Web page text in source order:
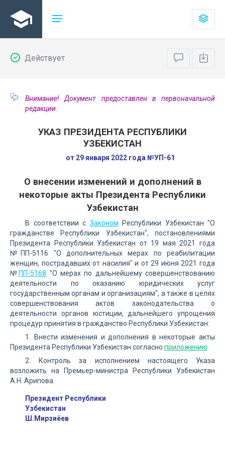
Действует
Внимание! Документ предоставлен в первоначальной
редакции.
УКАЗ ПРЕЗИДЕНТА РЕСПУБЛИКИ
УЗБЕКИСТАН
от 29 января 2022 года №УП-61
О внесении изменений и дополнений в
некоторые акты Президента Республики
Узбекистан
В соответствии с Законом Республики Узбекистан "О
гражданстве Республики Узбекистан", постановлениями
Президента Республики Узбекистан от 19 мая 2021 года
№ПП-5116 "О дополнительных мерах по реабилитации
женщин, пострадавших от насилия" и от 29 июня 2021 года
№ ПП-5168 "О мерах по дальнейшему совершенствованию
деятельности по оказанию юридических услуг
государственным органам и организациям", а также в целях
совершенствования актов законодательства о
деятельности органов юстиции, дальнейшего упрощения
процедур принятия в гражданство Республики Узбекистан:
1. Внести изменения и дополнения в некоторые акты
Президента Республики Узбекистан согласно приложению
2. Контроль за исполнением настоящего Указа
возложить на Премьер-министра Республики Узбекистан
А.Н. Арипова.
Президент Республики
Узбекистан
Ш.Мирзиёев